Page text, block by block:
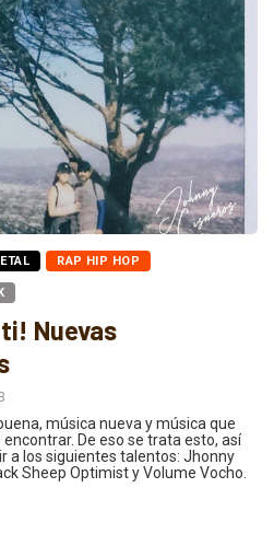
RAP HIP HOP
Nuevas
música nueva y música que
De eso se trata esto, así
a los siguientes talentos: Jhonny
Sheep Optimist y Volume Vocho.